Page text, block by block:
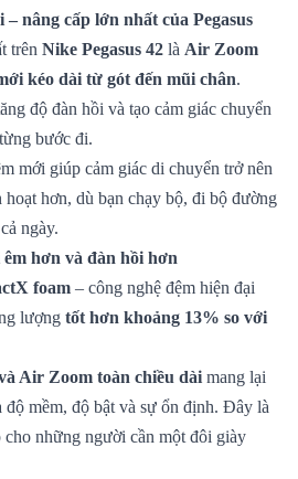
nâng cấp lớn nhất của Pegasus
trên Nike Pegasus 42 là Air Zoom
kéo dài từ gót đến mũi chân.
độ đàn hồi và tạo cảm giác chuyển
bước đi.
mới giúp cảm giác di chuyển trở nên
hơn, dù bạn chạy bộ, đi bộ đường
ngày.
hơn và đàn hồi hơn
foam – công nghệ đệm hiện đại
lượng tốt hơn khoảng 13% so với
Air Zoom toàn chiều dài mang lại
độ mềm, độ bật và sự ổn định. Đây là
cho những người cần một đôi giày